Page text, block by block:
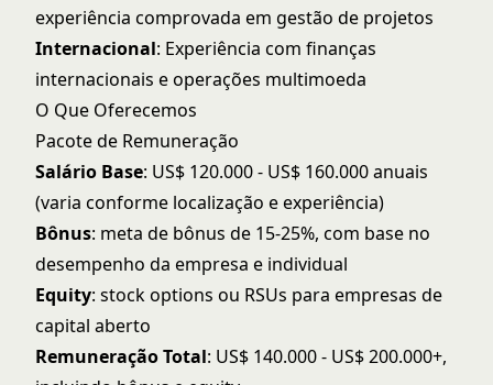
experiência comprovada em gestão de projetos
Internacional: Experiência com finanças
internacionais e operações multimoeda
O Que Oferecemos
Pacote de Remuneração
Salário Base: US$ 120.000 - US$ 160.000 anuais
(varia conforme localização e experiência)
Bônus: meta de bônus de 15-25%, com base no
desempenho da empresa e individual
Equity: stock options ou RSUs para empresas de
capital aberto
Remuneração Total: US$ 140.000 - US$ 200.000+,